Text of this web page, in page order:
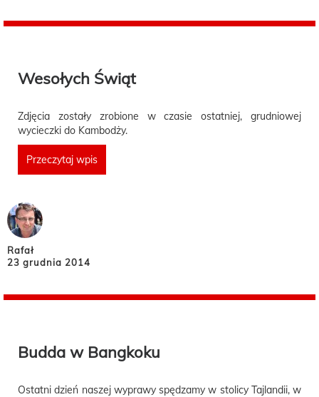
Wesołych Świąt
Zdjęcia zostały zrobione w czasie ostatniej, grudniowej
wycieczki do Kambodży.
Przeczytaj wpis
Rafał
23 grudnia 2014
Budda w Bangkoku
Ostatni dzień naszej wyprawy spędzamy w stolicy Tajlandii, w